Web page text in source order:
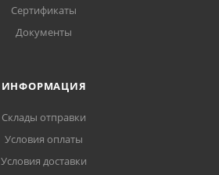
Сертификаты
Документы
ИНФОРМАЦИЯ
Склады отправки
Условия оплаты
Условия доставки